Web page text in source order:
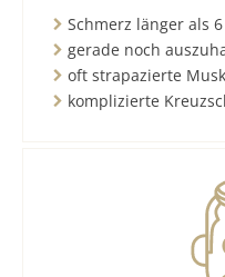
Schmerz länger als
gerade noch
oft strapazierte
komplizierte